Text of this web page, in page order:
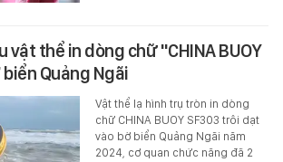
vật thể in dòng chữ "CHINA BUOY
Quảng Ngãi
Vật thể lạ hình trụ tròn in dòng
chữ CHINA BUOY SF303 trôi dạt
vào bờ biển Quảng Ngãi năm
2024, cơ quan chức năng đã 2